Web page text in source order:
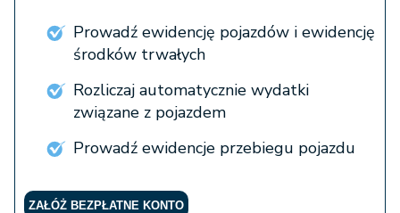
Prowadź ewidencję pojazdów i ewidencję
środków trwałych
Rozliczaj automatycznie wydatki
związane z pojazdem
Prowadź ewidencje przebiegu pojazdu
ZAŁÓŻ BEZPŁATNE KONTO